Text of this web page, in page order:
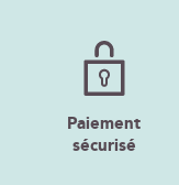
Paiement
sécurisé